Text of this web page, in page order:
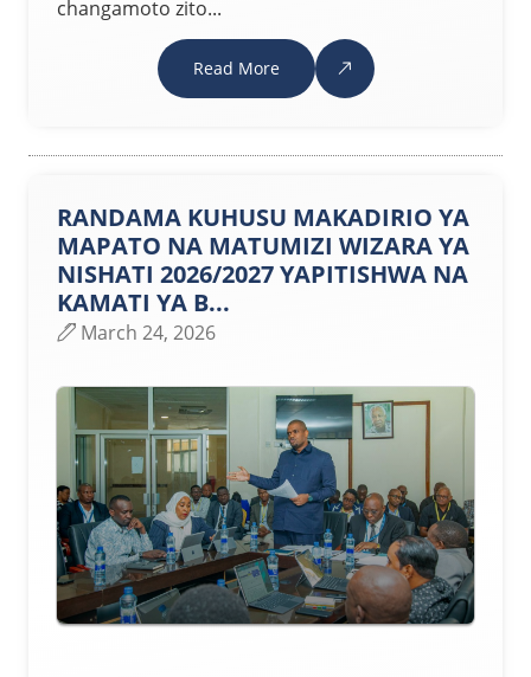
changamoto zito...
Read More
RANDAMA KUHUSU MAKADIRIO YA
MAPATO NA MATUMIZI WIZARA YA
NISHATI 2026/2027 YAPITISHWA NA
KAMATI YA B...
March 24, 2026